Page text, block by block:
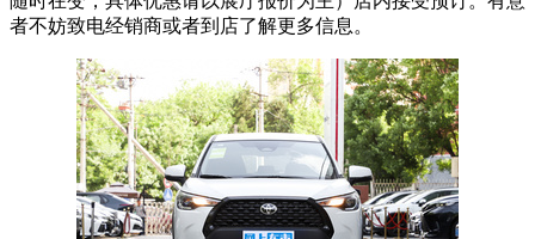
者不妨致电经销商或者到店了解更多信息。